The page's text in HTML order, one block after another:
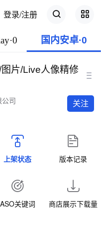
登录/注册
国内安卓·0
片/Live人像精修
司 关注
上架状态 版本记录
ASO关键词 商店展示下载量